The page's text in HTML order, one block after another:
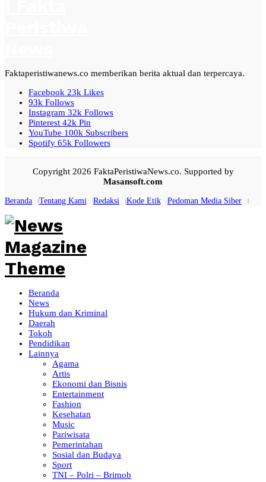
Faktaperistiwanews.co memberikan berita aktual dan terpercaya.
Facebook 23k Likes
93k Follows
Instagram 32k Follows
Pinterest 42k Pin
YouTube 100k Subscribers
Spotify 65k Followers
Copyright 2026 FaktaPeristiwaNews.co. Supported by
Masansoft.com
Beranda Tentang Kami Redaksi Kode Etik Pedoman Media Siber
Beranda
News
Hukum dan Kriminal
Daerah
Tokoh
Pendidikan
Lainnya
Agama
Artis
Ekonomi dan Bisnis
Entertainment
Fashion
Kesehatan
Music
Pariwisata
Pemerintahan
Sosial dan Budaya
Sport
TNI – Polri – Brimob